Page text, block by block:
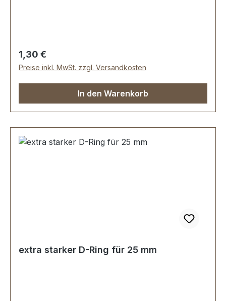
mm, Drahtstärke: 5,5 mm. Lieferumfang: 1 Stück
D-Ring
Regulärer Preis:
1,30 €
Preise inkl. MwSt. zzgl. Versandkosten
In den Warenkorb
extra starker D-Ring für 25 mm